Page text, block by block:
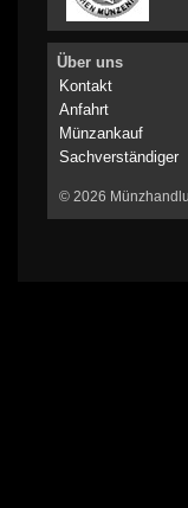
Über uns
Kontakt
Anfahrt
Münzankauf
Sachverständiger
© 2026